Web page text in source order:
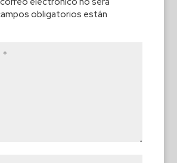
obligatorios están